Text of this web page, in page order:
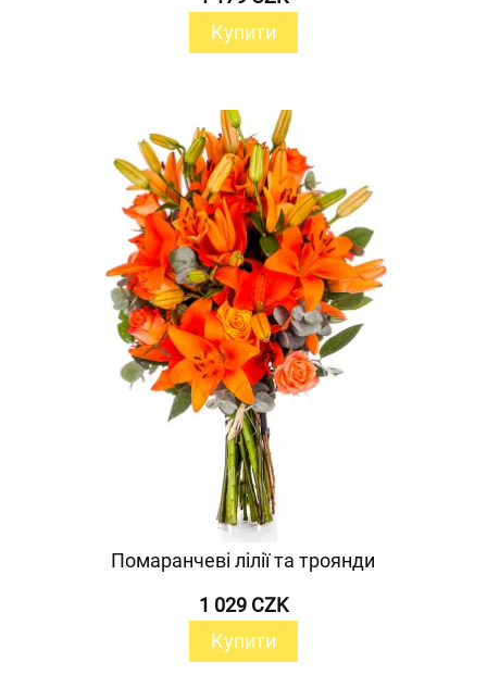
Купити
Помаранчеві лілії та троянди
1 029 CZK
Купити